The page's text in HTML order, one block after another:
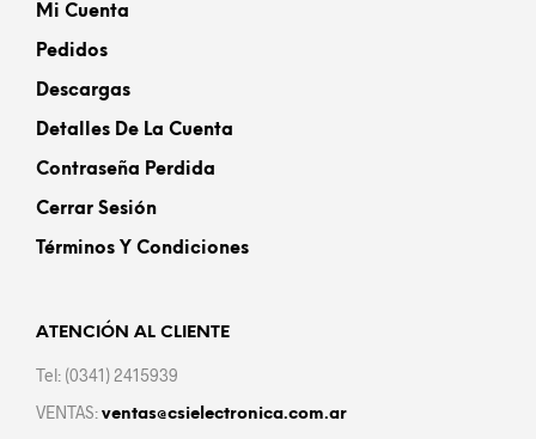
Mi Cuenta
Pedidos
Descargas
Detalles De La Cuenta
Contraseña Perdida
Cerrar Sesión
Términos Y Condiciones
ATENCIÓN AL CLIENTE
Tel: (0341) 2415939
VENTAS: ventas@csielectronica.com.ar